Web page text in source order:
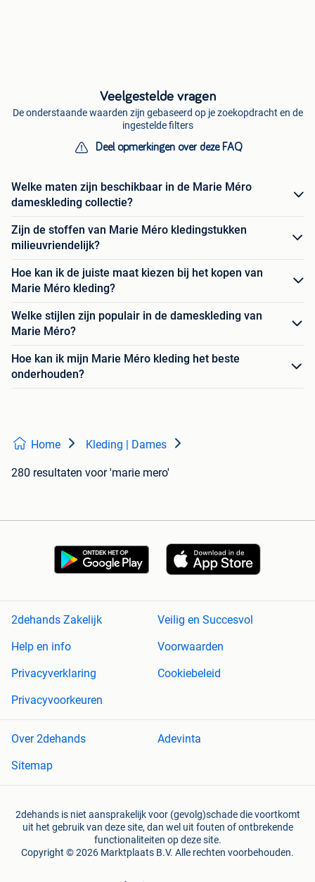
Veelgestelde vragen
De onderstaande waarden zijn gebaseerd op je zoekopdracht en de
ingestelde filters
Deel opmerkingen over deze FAQ
Welke maten zijn beschikbaar in de Marie Méro
dameskleding collectie?
Zijn de stoffen van Marie Méro kledingstukken
milieuvriendelijk?
Hoe kan ik de juiste maat kiezen bij het kopen van
Marie Méro kleding?
Welke stijlen zijn populair in de dameskleding van
Marie Méro?
Hoe kan ik mijn Marie Méro kleding het beste
onderhouden?
Home Kleding | Dames
280 resultaten voor 'marie mero'
2dehands Zakelijk
Veilig en Succesvol
Help en info
Voorwaarden
Privacyverklaring
Cookiebeleid
Privacyvoorkeuren
Over 2dehands
Adevinta
Sitemap
2dehands is niet aansprakelijk voor (gevolg)schade die voortkomt
uit het gebruik van deze site, dan wel uit fouten of ontbrekende
functionaliteiten op deze site.
Copyright © 2026 Marktplaats B.V. Alle rechten voorbehouden.